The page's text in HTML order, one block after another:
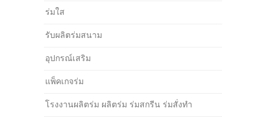
ร่มใส
รับผลิตร่มสนาม
อุปกรณ์เสริม
แพ็คเกจร่ม
โรงงานผลิตร่ม ผลิตร่ม ร่มสกรีน ร่มสั่งทำ